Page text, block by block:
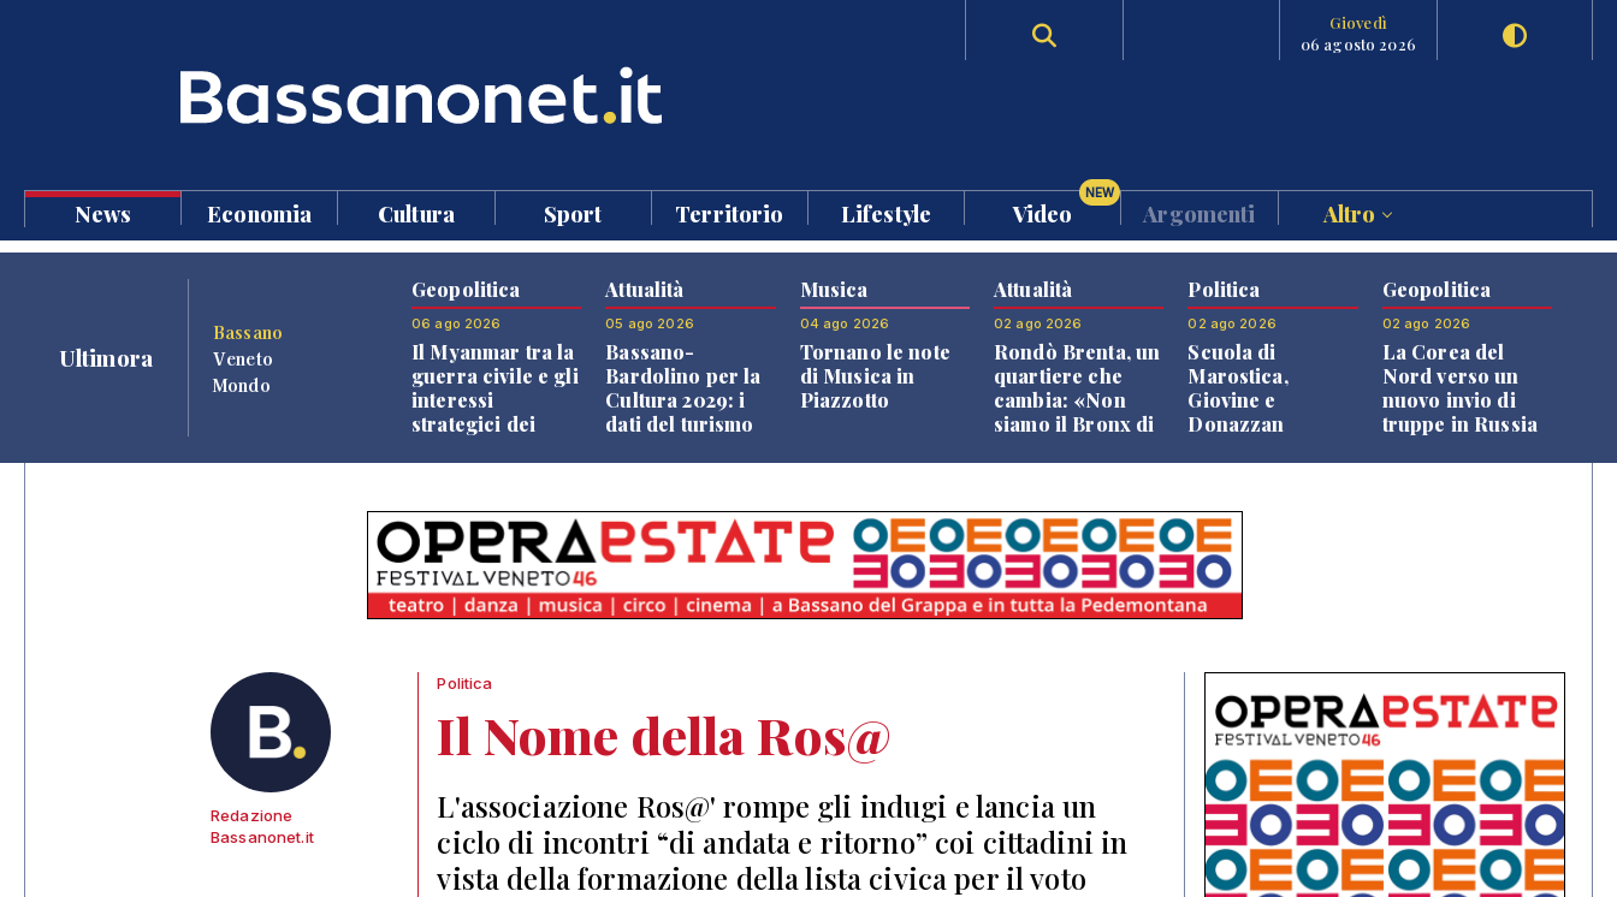
Giovedì
06 agosto 2026
News Economia Cultura Sport Territorio Lifestyle Video
NEW
Argomenti Altro
Ultimora
Bassano
Veneto
Mondo
Geopolitica
06 ago 2026
Il Myanmar tra la
guerra civile e gli
interessi
strategici dei
Attualità
05 ago 2026
Bassano-
Bardolino per la
Cultura 2029: i
dati del turismo
Musica
04 ago 2026
Tornano le note
di Musica in
Piazzotto
Attualità
02 ago 2026
Rondò Brenta, un
quartiere che
cambia: «Non
siamo il Bronx di
Politica
02 ago 2026
Scuola di
Marostica,
Giovine e
Donazzan
Geopolitica
02 ago 2026
La Corea del
Nord verso un
nuovo invio di
truppe in Russia
Redazione
Bassanonet.it
Politica
Il Nome della Ros@
L'associazione Ros@' rompe gli indugi e lancia un
ciclo di incontri “di andata e ritorno” coi cittadini in
vista della formazione della lista civica per il voto